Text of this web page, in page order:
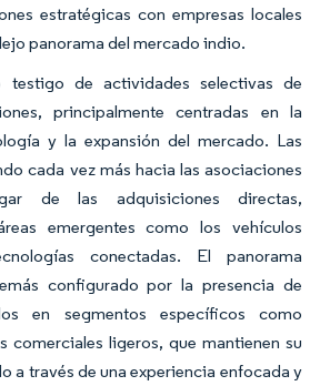
estratégicas con empresas locales
panorama del mercado indio.
de actividades selectivas de
principalmente centradas en la
y la expansión del mercado. Las
cada vez más hacia las asociaciones
de las adquisiciones directas,
emergentes como los vehículos
conectadas. El panorama
configurado por la presencia de
en segmentos específicos como
comerciales ligeros, que mantienen su
a través de una experiencia enfocada y